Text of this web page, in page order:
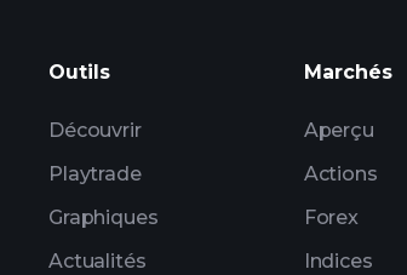
Outils
Découvrir
Playtrade
Graphiques
Actualités
Marchés
Aperçu
Actions
Forex
Indices